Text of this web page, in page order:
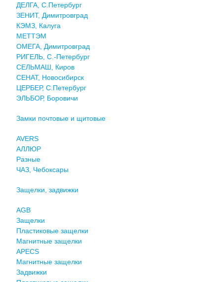
ДЕЛГА, С.Петербург
ЗЕНИТ, Димитровград
КЭМЗ, Калуга
МЕТТЭМ
ОМЕГА, Димитровград
РИГЕЛЬ, С.-Петербург
СЕЛЬМАШ, Киров
СЕНАТ, Новосибирск
ЦЕРБЕР, С.Петербург
ЭЛЬБОР, Боровичи
Замки почтовые и щитовые
AVERS
АЛЛЮР
Разные
ЧАЗ, Чебоксары
Защелки, задвижки
AGB
Защелки
Пластиковые защелки
Магнитные защелки
APECS
Магнитные защелки
Задвижки